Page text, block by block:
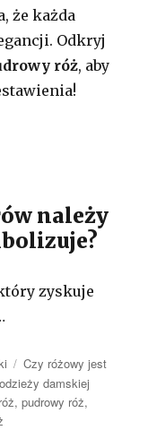
że każda
Odkryj
róż, aby
należy
zyskuje
Tagi
Czy różowy jest
damskiej
,pudrowy róż,